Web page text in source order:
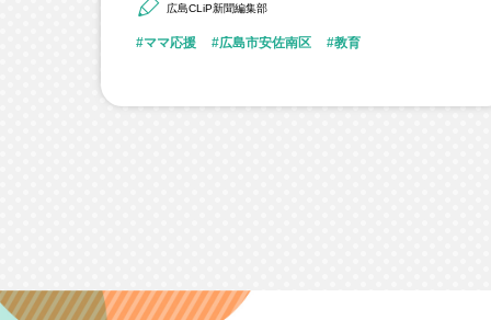
広島CLiP新聞編集部
ママ応援 広島市安佐南区 教育